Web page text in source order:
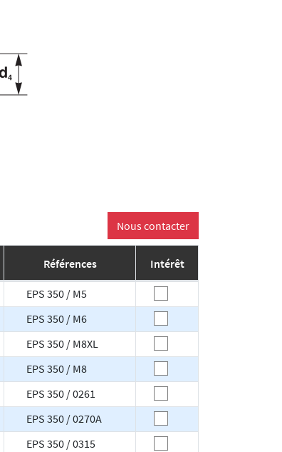
Références Intérêt
EPS 350 / M5
EPS 350 / M6
EPS 350 / M8XL
EPS 350 / M8
EPS 350 / 0261
EPS 350 / 0270A
EPS 350 / 0315